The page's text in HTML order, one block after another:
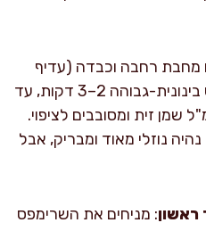
מחבת רחבה וכבדה (עדיף
נירוסטה או ברזל) על אש בינונית-גבוהה 2–3 דקות, עד
חמה. מוסיפים 20 מ"ל שמן זית ומסובבים לציפוי.
נוזלי מאוד ומבריק, אבל
: מניחים את השרימפס